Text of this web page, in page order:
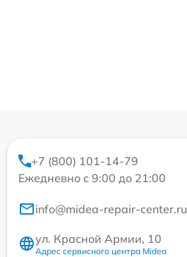
+7 (800) 101-14-79
Ежедневно с 9:00 до 21:00
info@midea-repair-center.ru
ул. Красной Армии, 10
Адрес сервисного центра Midea